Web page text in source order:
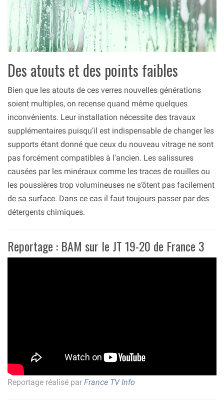
Des atouts et des points faibles
Bien que les atouts de ces verres nouvelles générations
soient multiples, on recense quand même quelques
inconvénients. Leur installation nécessite des travaux
supplémentaires puisqu’il est indispensable de changer les
supports étant donné que ceux du nouveau vitrage ne sont
pas forcément compatibles à l’ancien. Les salissures
causées par les minéraux comme les traces de rouilles ou
les poussières trop volumineuses ne s’ôtent pas facilement
de sa surface. Dans ce cas il faut toujours passer par des
détergents chimiques.
Reportage : BAM sur le JT 19-20 de France 3
Reportage réalisé par France TV Info